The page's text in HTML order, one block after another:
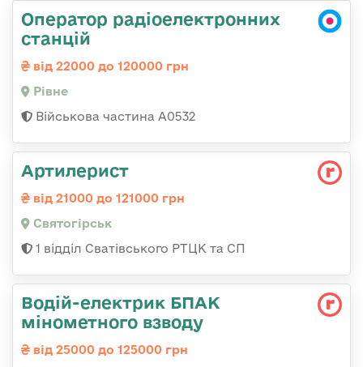
Оператор радіоелектронних
станцій
від 22000 до 120000 грн
Рівне
Військова частина А0532
Артилерист
від 21000 до 121000 грн
Святогірськ
1 відділ Сватівського РТЦК та СП
Водій-електрик БПАК
мінометного взводу
від 25000 до 125000 грн